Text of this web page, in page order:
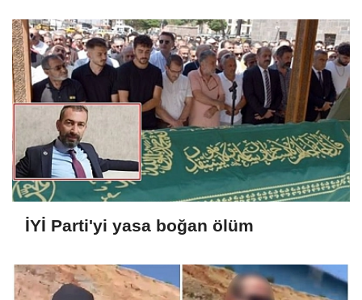
İYİ Parti'yi yasa boğan ölüm